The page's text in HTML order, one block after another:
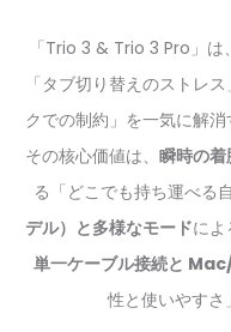
「Trio 3 & Trio 3 Pro」
「タブ切り替えのストレ
クでの制約」を一気に解消
その核心価値は、 瞬時の
る「どこでも持ち運べる自
デル）と多様なモードによ
単一ケーブル接続と
性と使いやすさ